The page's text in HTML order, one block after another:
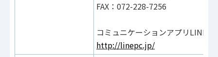
FAX：072-228-7256
コミュニケーションアプリLINE
http://linepc.jp/